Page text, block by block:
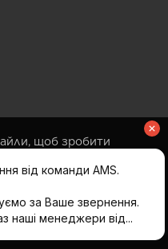
щоб зробити
сайту
використання
налаштування
в будь-який